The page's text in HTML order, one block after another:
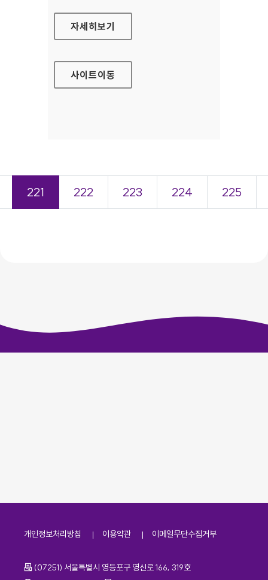
LG CLOUD 홈페이지
자세히보기
사이트이동
221 222 223 224 225
개인정보처리방침 이용약관 이메일무단수집거부
주소
(07251) 서울특별시 영등포구 영신로 166, 319호